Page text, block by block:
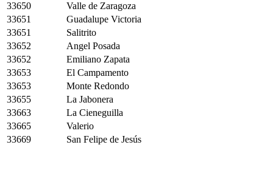
33650
Valle de Zaragoza
33651
Guadalupe Victoria
33651
Salitrito
33652
Angel Posada
33652
Emiliano Zapata
33653
El Campamento
33653
Monte Redondo
33655
La Jabonera
33663
La Cieneguilla
33665
Valerio
33669
San Felipe de Jesús